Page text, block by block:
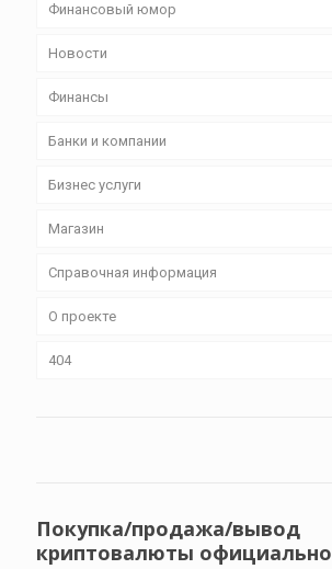
Финансовый юмор
Новости
Финансы
Банки и компании
Бизнес уcлуги
Магазин
Справочная информация
О проекте
404
Покупка/продажа/вывод
криптовалюты официально